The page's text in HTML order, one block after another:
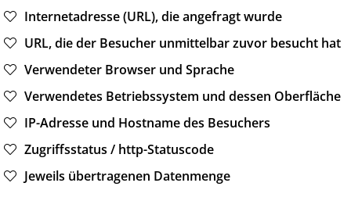
Internetadresse (URL), die angefragt wurde
URL, die der Besucher unmittelbar zuvor besucht hat
Verwendeter Browser und Sprache
Verwendetes Betriebssystem und dessen Oberfläche
IP-Adresse und Hostname des Besuchers
Zugriffsstatus / http-Statuscode
Jeweils übertragenen Datenmenge